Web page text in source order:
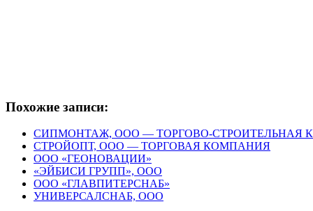
Похожие записи:
СИПМОНТАЖ, ООО — ТОРГОВО-СТРОИТЕЛЬНАЯ
СТРОЙОПТ, ООО — ТОРГОВАЯ КОМПАНИЯ
ООО «ГЕОНОВАЦИИ»
«ЭЙБИСИ ГРУПП», ООО
ООО «ГЛАВПИТЕРСНАБ»
УНИВЕРСАЛСНАБ, ООО